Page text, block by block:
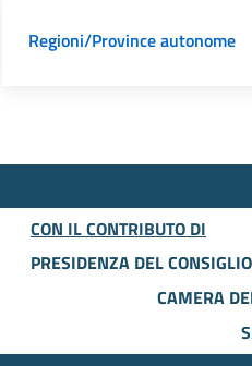
Regioni/Province autonome
CON IL CONTRIBUTO DI
PRESIDENZA DEL
CAMERA